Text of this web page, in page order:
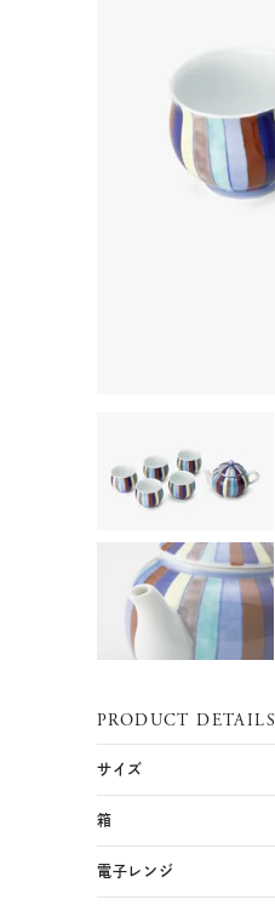
PRODUCT DETAILS
サイズ
箱
電子レンジ